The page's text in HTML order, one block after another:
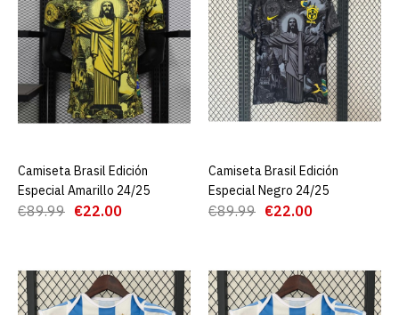
Camiseta Brasil Edición
Especial 24/25 Amarillo
Niño
AGREGAR AL CARRO
ADD TO COMPARE
Camiseta Brasil Edición
AGREGAR AL CARRO
Camiseta Brasil Edición
Especial Amarillo 24/25
€89.99 €22.00
AGREGAR AL CARRO
Camiseta Brasil Edición
Especial Negro 24/25
€89.99 €22.00